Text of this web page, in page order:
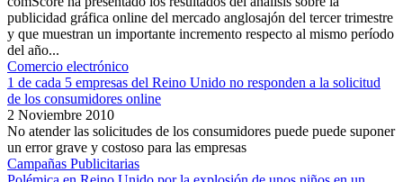
publicidad gráfica online del mercado anglosajón del tercer trimestre
y que muestran un importante incremento respecto al mismo período
del año...
Comercio electrónico
1 de cada 5 empresas del Reino Unido no responden a la solicitud
de los consumidores online
2 Noviembre 2010
No atender las solicitudes de los consumidores puede puede suponer
un error grave y costoso para las empresas
Campañas Publicitarias